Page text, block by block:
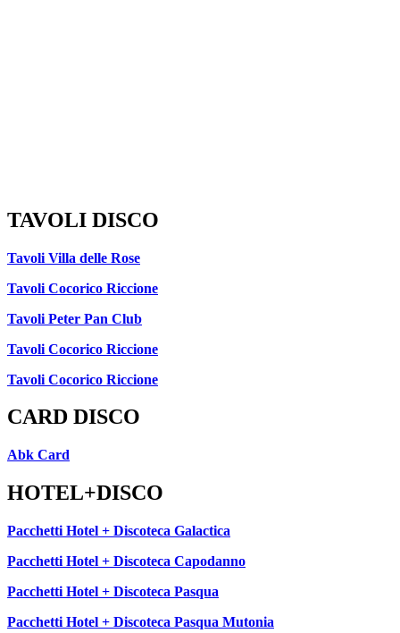
TAVOLI DISCO
Tavoli Villa delle Rose
Tavoli Cocorico Riccione
Tavoli Peter Pan Club
Tavoli Cocorico Riccione
Tavoli Cocorico Riccione
CARD DISCO
Abk Card
HOTEL+DISCO
Pacchetti Hotel + Discoteca Galactica
Pacchetti Hotel + Discoteca Capodanno
Pacchetti Hotel + Discoteca Pasqua
Pacchetti Hotel + Discoteca Pasqua Mutonia